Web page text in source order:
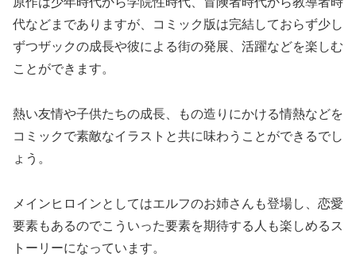
代などまでありますが、コミック版は完結しておらず少し
ずつザックの成長や彼による街の発展、活躍などを楽しむ
ことができます。
熱い友情や子供たちの成長、もの造りにかける情熱などを
コミックで素敵なイラストと共に味わうことができるでし
ょう。
メインヒロインとしてはエルフのお姉さんも登場し、恋愛
要素もあるのでこういった要素を期待する人も楽しめるス
トーリーになっています。